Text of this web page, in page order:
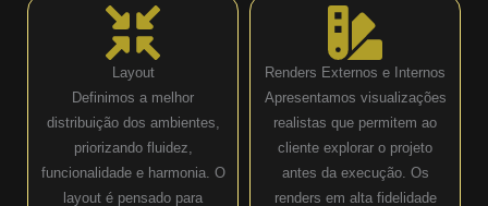
Layout
Definimos a melhor
distribuição dos ambientes,
priorizando fluidez,
funcionalidade e harmonia. O
layout é pensado para
Renders Externos e Internos
Apresentamos visualizações
realistas que permitem ao
cliente explorar o projeto
antes da execução. Os
renders em alta fidelidade